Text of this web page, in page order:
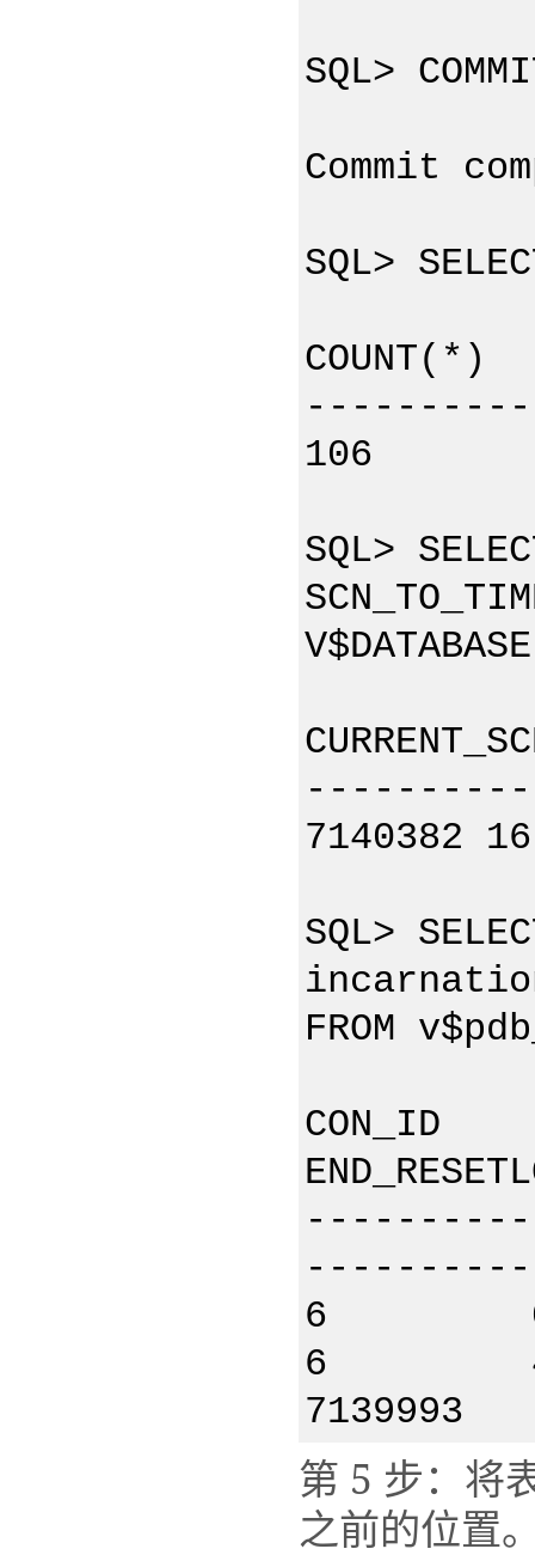
SQL>
Commit
SQL>
COUNT(*)
----------
106
SQL>
7140382
SQL>
FROM
CON_ID
6 0
6 4
7139993
第 5 步：将
之前的位置